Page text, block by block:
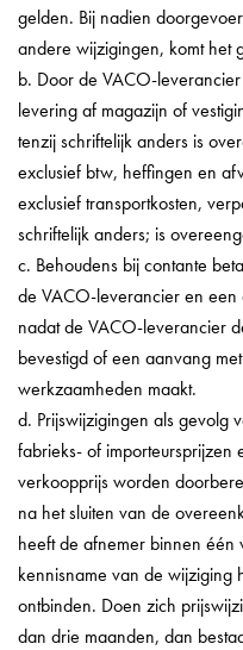
gelden. Bij nadien
andere wijzigingen, komt het
b. Door de VACO-
levering af magazijn of
tenzij schriftelijk anders is
exclusief btw, heffingen en
exclusief transportkosten,
schriftelijk anders; is
c. Behoudens bij contante
de VACO-leverancier en
nadat de VACO-leverancier
bevestigd of een aanvang
werkzaamheden maakt.
d. Prijswijzigingen als gevolg
fabrieks- of
verkoopprijs worden
na het sluiten van de
heeft de afnemer binnen één
kennisname van de wijziging
ontbinden. Doen zich
dan drie maanden, dan